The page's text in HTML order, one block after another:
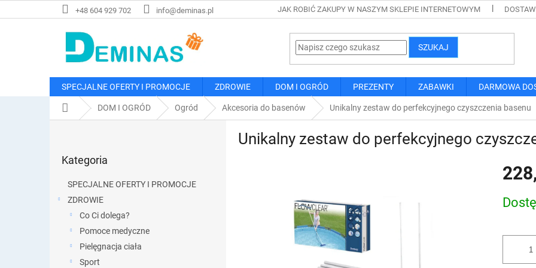
do
+48 604 929 702 info@deminas.pl JAK ROBIĆ ZAKUPY W NASZYM SKLEPIE INTERNETOWYM
SZUKAJ
SPECJALNE OFERTY I PROMOCJE ZDROWIE DOM I OGRÓD PREZENTY ZABAWKI DARMOWA
Home DOM I OGRÓD Ogród Akcesoria do basenów Unikalny zestaw do perfekcyjnego czyszczenia basenu
kategorie
Kategoria
SPECJALNE OFERTY I PROMOCJE
ZDROWIE
Co Ci dolega?
Pomoce medyczne
Pielęgnacja ciała
Sport
Unikalny zestaw do perfekcyjnego